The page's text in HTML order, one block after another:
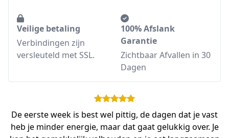
Veilige betaling
Verbindingen zijn
versleuteld met SSL.
100% Afslank
Garantie
Zichtbaar Afvallen in 30
Dagen
De eerste week is best wel pittig, de dagen dat je vast
heb je minder energie, maar dat gaat gelukkig over. Je